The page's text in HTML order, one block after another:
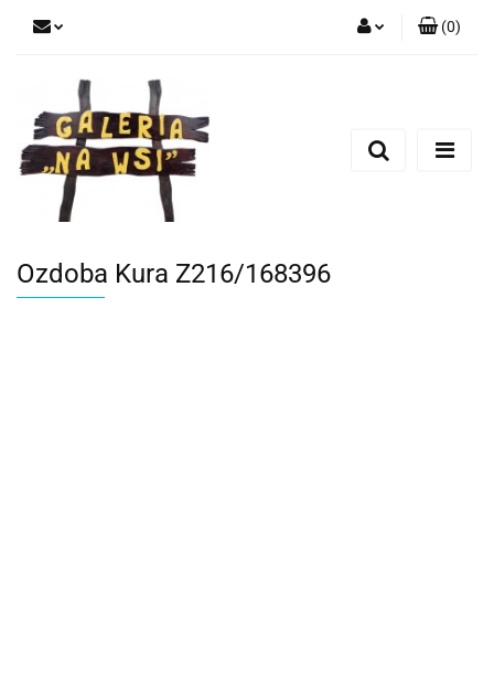
Dodaj zgłoszenie
(0)
Ozdoba Kura Z216/168396